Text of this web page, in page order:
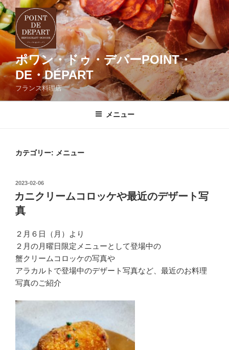
コ
ン
テ
ン
へ
ス
キ
ッ
ポワン・ドゥ・デパーPOINT・
DE・DÉPART
フランス料理店
メニュー
カテゴリー: メニュー
投
稿
日:
2023-02-06
カニクリームコロッケや最近のデザート写
真
２月６日（月）より
２月の月曜日限定メニューとして登場中の
蟹クリームコロッケの写真や
アラカルトで登場中のデザート写真など、最近のお料理
写真のご紹介